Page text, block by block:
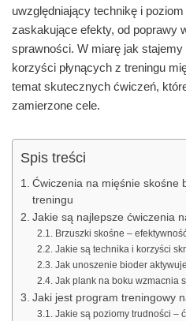
uwzględniający technikę i
zaskakujące efekty, od poprawy
sprawności. W miarę jak
korzyści płynących z treningu
temat skutecznych ćwiczeń,
zamierzone cele.
Spis treści
Ćwiczenia na mięśnie skośne
treningu
Jakie są najlepsze ćwiczenia
Brzuszki skośne –
Jakie są technika i korzyści
Jak unoszenie bioder
Jak plank na boku wzmacnia
Jaki jest program treningowy
Jakie są poziomy trudności –